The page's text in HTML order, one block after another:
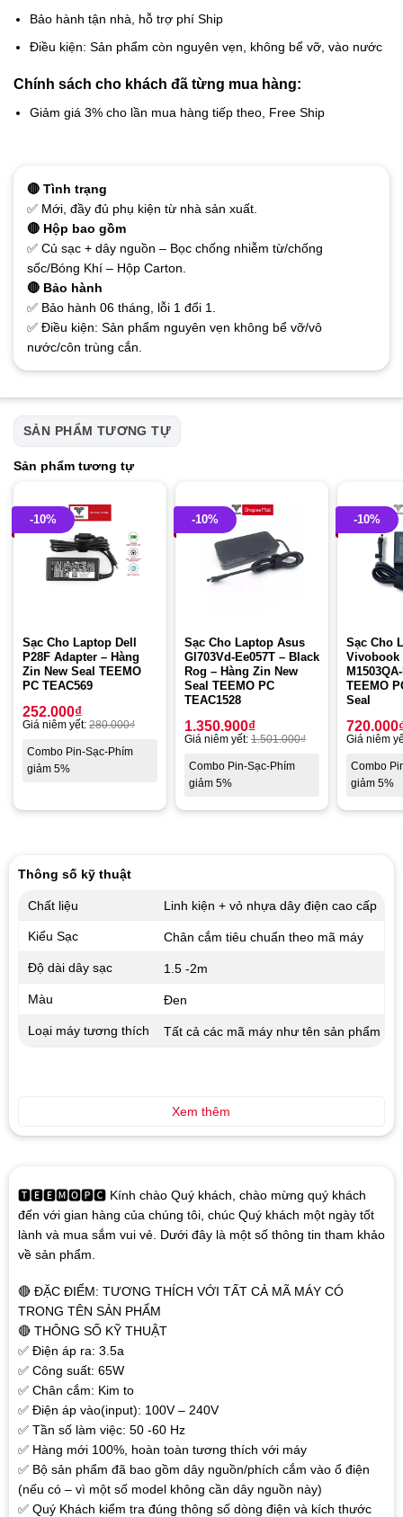
Bảo hành tận nhà, hỗ trợ phí Ship
Điều kiện: Sản phẩm còn nguyên vẹn, không bể vỡ, vào nước
Chính sách cho khách đã từng mua hàng:
Giảm giá 3% cho lần mua hàng tiếp theo, Free Ship
🔴 Tình trạng
✅ Mới, đầy đủ phụ kiện từ nhà sản xuất.
🔴 Hộp bao gồm
✅ Củ sạc + dây nguồn – Bọc chống nhiễm từ/chống
sốc/Bóng Khí – Hộp Carton.
🔴 Bảo hành
✅ Bảo hành 06 tháng, lỗi 1 đổi 1.
✅ Điều kiện: Sản phẩm nguyên vẹn không bể vỡ/vô
nước/côn trùng cắn.
SẢN PHẨM TƯƠNG TỰ
Sản phẩm tương tự
-10%
Sạc Cho Laptop Dell
P28F Adapter – Hàng
Zin New Seal TEEMO
PC TEAC569
252.000₫
Giá niêm yết: 280.000₫
Combo Pin-Sạc-Phím
giảm 5%
-10%
Sạc Cho Laptop Asus
Gl703Vd-Ee057T – Black
Rog – Hàng Zin New
Seal TEEMO PC
TEAC1528
1.350.900₫
Giá niêm yết: 1.501.000₫
Combo Pin-Sạc-Phím
giảm 5%
-10%
Sạc Cho
Vivobook
TEEMO
Seal
720.000
Giá niêm
Combo
giảm 5%
🆃🅴🅴🅼🅾🅿🅲 Kính chào Quý khách, chào mừng quý khách
đến với gian hàng của chúng tôi, chúc Quý khách một ngày tốt
lành và mua sắm vui vẻ. Dưới đây là một số thông tin tham khảo
về sản phẩm.
🔴 ĐẶC ĐIỂM: TƯƠNG THÍCH VỚI TẤT CẢ MÃ MÁY CÓ
TRONG TÊN SẢN PHẨM
🔴 THÔNG SỐ KỸ THUẬT
✅ Điện áp ra: 3.5a
✅ Công suất: 65W
✅ Chân cắm: Kim to
✅ Điện áp vào(input): 100V – 240V
✅ Tần số làm việc: 50 -60 Hz
✅ Hàng mới 100%, hoàn toàn tương thích với máy
✅ Bộ sản phẩm đã bao gồm dây nguồn/phích cắm vào ổ điện
(nếu có – vì một số model không cần dây nguồn này)
✅ Quý Khách kiểm tra đúng thông số dòng điện và kích thước
Thông số kỹ thuật
Chất liệu Linh kiện + vỏ nhựa dây điện cao cấp
Kiểu Sạc Chân cắm tiêu chuẩn theo mã máy
Độ dài dây sạc 1.5 -2m
Màu Đen
Loại máy tương thích Tất cả các mã máy như tên sản phẩm
Xem thêm